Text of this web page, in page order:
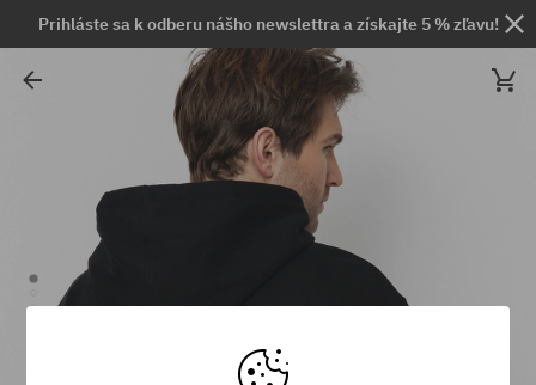
Prihláste sa k odberu nášho newslettra a získajte 5 % zľavu!